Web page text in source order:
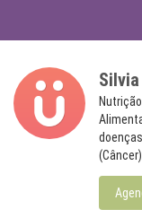
(Câncer)